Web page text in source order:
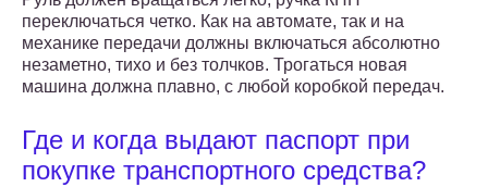
переключаться четко. Как на автомате, так и на
механике передачи должны включаться абсолютно
незаметно, тихо и без толчков. Трогаться новая
машина должна плавно, с любой коробкой передач.
Где и когда выдают паспорт при
покупке транспортного средства?